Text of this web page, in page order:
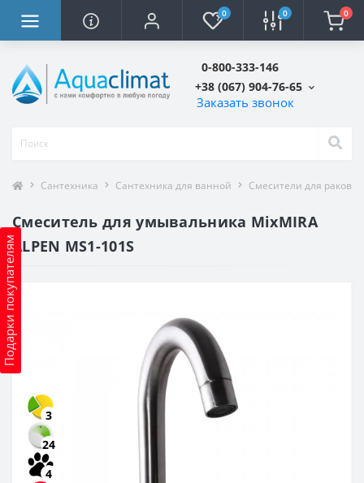
0 0 0
0-800-333-146
+38 (067) 904-76-65
Заказать звонок
Подарки покупателям
Сантехника Сантехника для ванной Смесители для
Смеситель для умывальника MixMIRA
ALPEN MS1-101S
3
24
4